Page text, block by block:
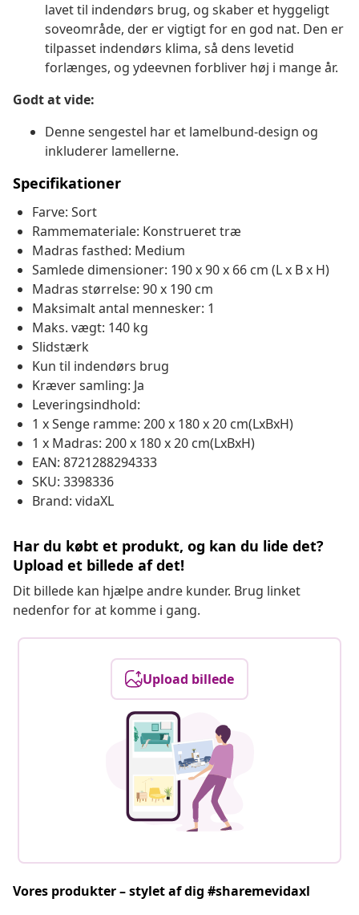
lavet til indendørs brug, og skaber et hyggeligt
soveområde, der er vigtigt for en god nat. Den er
tilpasset indendørs klima, så dens levetid
forlænges, og ydeevnen forbliver høj i mange år.
Godt at vide:
Denne sengestel har et lamelbund-design og
inkluderer lamellerne.
Specifikationer
Farve: Sort
Rammemateriale: Konstrueret træ
Madras fasthed: Medium
Samlede dimensioner: 190 x 90 x 66 cm (L x B x H)
Madras størrelse: 90 x 190 cm
Maksimalt antal mennesker: 1
Maks. vægt: 140 kg
Slidstærk
Kun til indendørs brug
Kræver samling: Ja
Leveringsindhold:
1 x Senge ramme: 200 x 180 x 20 cm(LxBxH)
1 x Madras: 200 x 180 x 20 cm(LxBxH)
EAN: 8721288294333
SKU: 3398336
Brand: vidaXL
Har du købt et produkt, og kan du lide det?
Upload et billede af det!
Dit billede kan hjælpe andre kunder. Brug linket
nedenfor for at komme i gang.
Upload billede
Vores produkter – stylet af dig #sharemevidaxl